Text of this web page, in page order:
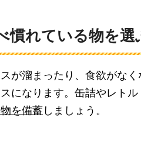
慣れている物を選
が溜まったり、食欲がな
になります。缶詰やレト
を備蓄 しましょう。